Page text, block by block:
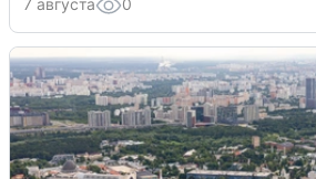
7 августа 0